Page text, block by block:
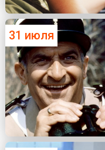
31 июля